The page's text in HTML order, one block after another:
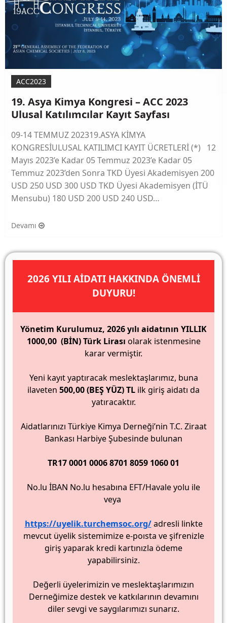
ACC2023
19. Asya Kimya Kongresi – ACC 2023
Ulusal Katılımcılar Kayıt Sayfası
09-14 TEMMUZ 202319.ASYA KİMYA
KONGRESİULUSAL KATILIMCI KAYIT ÜCRETLERİ (*) 12
Mayıs 2023’e Kadar 05 Temmuz 2023’e Kadar 05
Temmuz 2023’den Sonra TKD Üyesi Akademisyen 200
USD 250 USD 300 USD TKD Üyesi Akademisyen (İTÜ
Mensubu) 180 USD 200 USD 240 USD…
Devamı
2026 YILI AİDATI HAKKINDA ÖNEMLİ
DUYURU!
Yönetim Kurulumuz, 2026 yılı aidatının YILLIK
1000,00 (BİN) Türk Lirası olarak istenmesine
karar vermiştir.
Yeni kayıt yaptıracak meslektaşlarımız, buna
ilaveten 500,00 (BEŞ YÜZ) TL ilk giriş aidatı da
yatıracaktır.
Aidatlarınızı Türkiye Kimya Derneği’nin T.C. Ziraat
Bankası Harbiye Şubesinde bulunan
TR17 0001 0006 8701 8059 1060 01
No.lu İBAN No.lu hesabına EFT/Havale yolu ile
veya
https://uyelik.turchemsoc.org/adresli linkte
mevcut üyelik sistemimize e-poısta ve şifrenizle
giriş yaparak kredi kartınızla ödeme
yapabilirsiniz.
Değerli üyelerimizin ve meslektaşlarımızın
Derneğimize destek ve katkılarının devamını
diler sevgi ve saygılarımızı sunarız.